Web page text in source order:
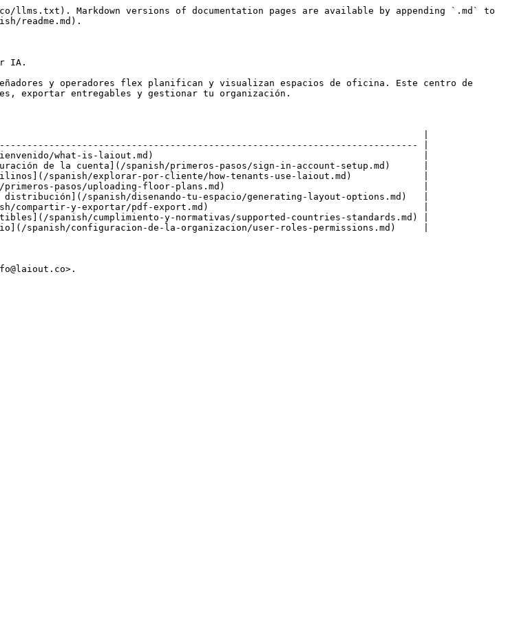
Markdown versions of documentation pages are available by appending `.md` to
readme.md).
IA.
y operadores flex planifican y visualizan espacios de oficina. Este centro de
exportar entregables y gestionar tu organización.
|
|
bienvenido/what-is-laiout.md)                                                 |
de la cuenta](/spanish/primeros-pasos/sign-in-account-setup.md)      |
spanish/explorar-por-cliente/how-tenants-use-laiout.md)             |
primeros-pasos/uploading-floor-plans.md)                                    |
spanish/disenando-tu-espacio/generating-layout-options.md)   |
compartir-y-exportar/pdf-export.md)                                       |
spanish/cumplimiento-y-normativas/supported-countries-standards.md) |
spanish/configuracion-de-la-organizacion/user-roles-permissions.md)     |